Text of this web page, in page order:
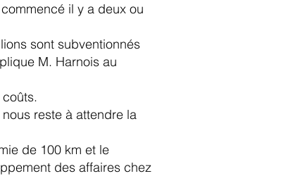
il y a deux ou
sont subventionnés
M. Harnois au
nous reste à attendre la
de 100 km et le
des affaires chez